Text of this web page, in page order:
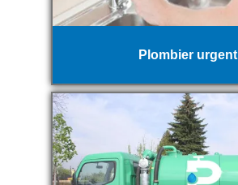
Plombier urgent